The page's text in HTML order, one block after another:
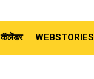
कॅलेंडर WEBSTORIES